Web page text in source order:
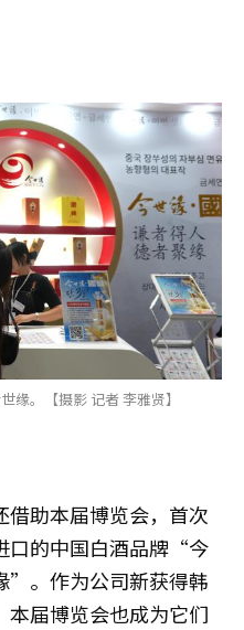
缘。【摄影 记者 李雅贤】
助本届博览会，首次
口的中国白酒品牌“今
。作为公司新获得韩
本届博览会也成为它们